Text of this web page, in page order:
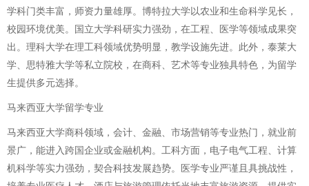
学科门类丰富，师资力量雄厚。博特拉大学以农业和生命科学见长，
校园环境优美。国立大学科研实力强劲，在工程、医学等领域成果突
出。理科大学在理工科领域优势明显，教学设施先进。此外，泰莱大
学、思特雅大学等私立院校，在商科、艺术等专业独具特色，为留学
生提供多元选择。
马来西亚大学留学专业
马来西亚大学商科领域，会计、金融、市场营销等专业热门，就业前
景广，能进入跨国企业或金融机构。工科方面，电子电气工程、计算
机科学等实力强劲，契合科技发展趋势。医学专业严谨且具挑战性，